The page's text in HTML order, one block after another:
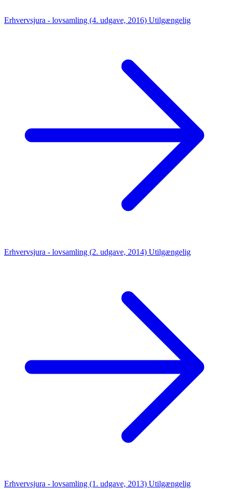
Erhvervsjura - lovsamling (4. udgave, 2016) Utilgængelig
Erhvervsjura - lovsamling (2. udgave, 2014) Utilgængelig
Erhvervsjura - lovsamling (1. udgave, 2013) Utilgængelig